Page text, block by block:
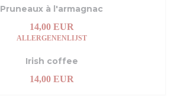
Pruneaux à l'armagnac
14,00 EUR
ALLERGENENLIJST
Irish coffee
14,00 EUR